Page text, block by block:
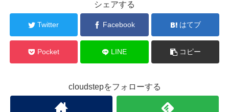
シェアする
Twitter Facebook はてブ
Pocket LINE コピー
cloudstepをフォローする